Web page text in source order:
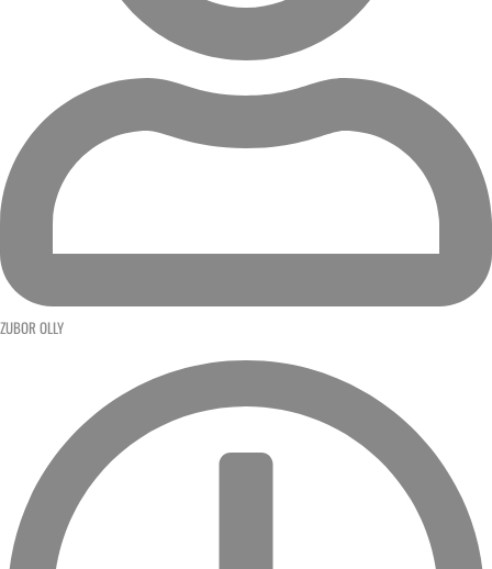
ZUBOR OLLY